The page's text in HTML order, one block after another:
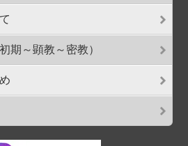
期～顕教～密教）